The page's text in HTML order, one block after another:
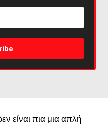
είναι πια μια απλή